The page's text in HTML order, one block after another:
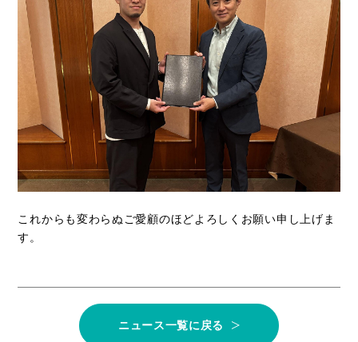
これからも変わらぬご愛顧のほどよろしくお願い申し上げま
す。
ニュース一覧に戻る